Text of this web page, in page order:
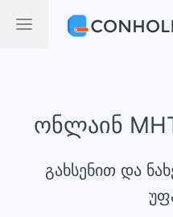
ონლაინ
გახსენით და ნახეთ MHTML ფაილი